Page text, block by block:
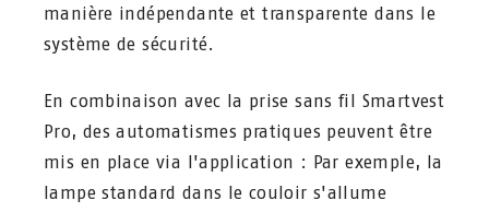
manière indépendante et transparente dans le
système de sécurité.
En combinaison avec la prise sans fil Smartvest
Pro, des automatismes pratiques peuvent être
mis en place via l'application : Par exemple, la
lampe standard dans le couloir s'allume